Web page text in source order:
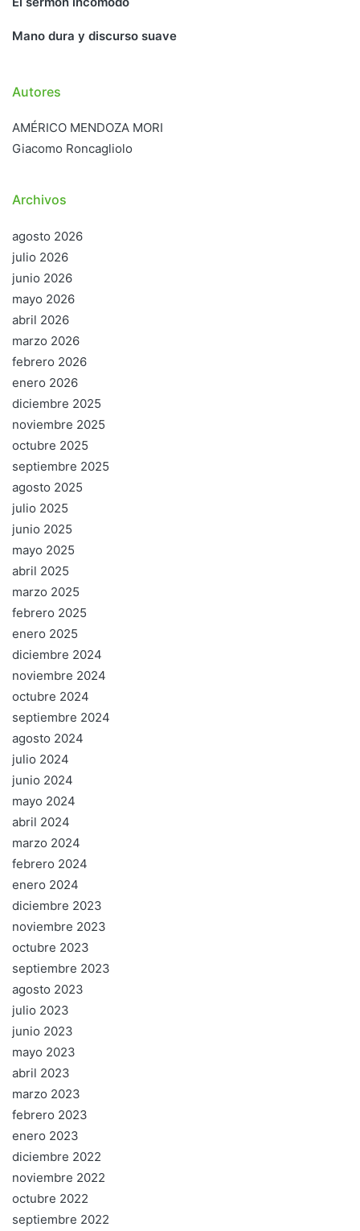
Mano dura y discurso suave
Autores
AMÉRICO MENDOZA MORI
Giacomo Roncagliolo
Archivos
agosto 2026
julio 2026
junio 2026
mayo 2026
abril 2026
marzo 2026
febrero 2026
enero 2026
diciembre 2025
noviembre 2025
octubre 2025
septiembre 2025
agosto 2025
julio 2025
junio 2025
mayo 2025
abril 2025
marzo 2025
febrero 2025
enero 2025
diciembre 2024
noviembre 2024
octubre 2024
septiembre 2024
agosto 2024
julio 2024
junio 2024
mayo 2024
abril 2024
marzo 2024
febrero 2024
enero 2024
diciembre 2023
noviembre 2023
octubre 2023
septiembre 2023
agosto 2023
julio 2023
junio 2023
mayo 2023
abril 2023
marzo 2023
febrero 2023
enero 2023
diciembre 2022
noviembre 2022
octubre 2022
septiembre 2022